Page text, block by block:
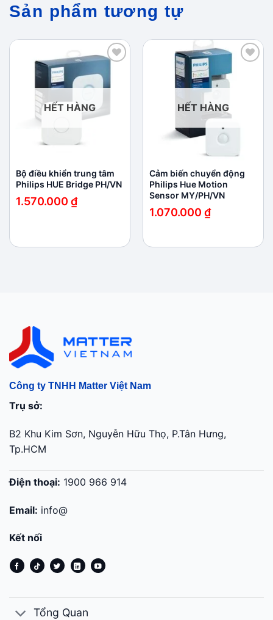
Sản phẩm tương tự
wishlist
HẾT HÀNG
Bộ điều khiển trung tâm
Philips HUE Bridge PH/VN
1.570.000 ₫
HẾT HÀNG
Cảm biến chuyển động
Philips Hue Motion
Sensor MY/PH/VN
1.070.000 ₫
Công ty TNHH Matter Việt Nam
Trụ sở:
B2 Khu Kim Sơn, Nguyễn Hữu Thọ, P.Tân Hưng,
Tp.HCM
Điện thoại: 1900 966 914
Email: info@
Kết nối
Tổng Quan